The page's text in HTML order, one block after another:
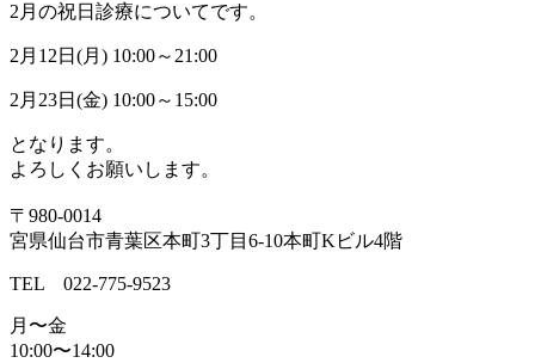
2月の祝日診療についてです。
2月12日(月) 10:00～21:00
2月23日(金) 10:00～15:00
となります。
よろしくお願いします。
〒980-0014
宮県仙台市青葉区本町3丁目6-10本町Kビル4階
TEL 022-775-9523
月〜金
10:00〜14:00